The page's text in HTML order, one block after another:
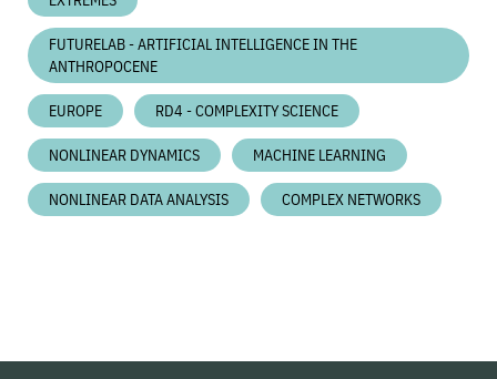
FUTURELAB - ARTIFICIAL INTELLIGENCE IN THE
ANTHROPOCENE
EUROPE RD4 - COMPLEXITY SCIENCE
NONLINEAR DYNAMICS MACHINE LEARNING
NONLINEAR DATA ANALYSIS COMPLEX NETWORKS